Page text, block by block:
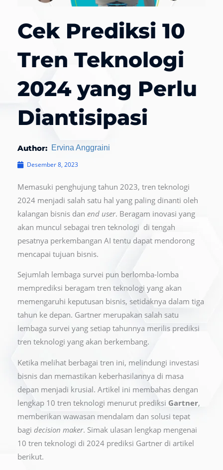
Cek Prediksi 10
Tren Teknologi
2024 yang Perlu
Diantisipasi
Author: Ervina Anggraini
Desember 8, 2023
Memasuki penghujung tahun 2023, tren teknologi
2024 menjadi salah satu hal yang paling dinanti oleh
kalangan bisnis dan end user. Beragam inovasi yang
akan muncul sebagai tren teknologi di tengah
pesatnya perkembangan AI tentu dapat mendorong
mencapai tujuan bisnis.
Sejumlah lembaga survei pun berlomba-lomba
memprediksi beragam tren teknologi yang akan
memengaruhi keputusan bisnis, setidaknya dalam tiga
tahun ke depan. Gartner merupakan salah satu
lembaga survei yang setiap tahunnya merilis prediksi
tren teknologi yang akan berkembang.
Ketika melihat berbagai tren ini, melindungi investasi
bisnis dan memastikan keberhasilannya di masa
depan menjadi krusial. Artikel ini membahas dengan
lengkap 10 tren teknologi menurut prediksi Gartner,
memberikan wawasan mendalam dan solusi tepat
bagi decision maker. Simak ulasan lengkap mengenai
10 tren teknologi di 2024 prediksi Gartner di artikel
berikut.